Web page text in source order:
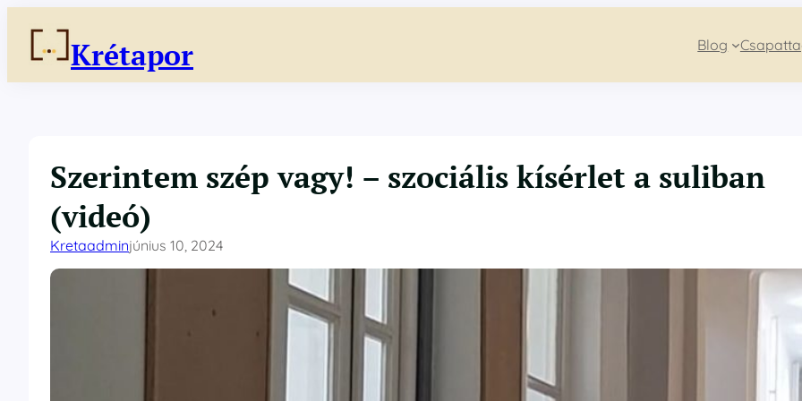
tartalomhozKrétapor Blog
Szerintem szép vagy! – szociális kísérlet a suliban
(videó)
Kretaadminjúnius 10, 2024